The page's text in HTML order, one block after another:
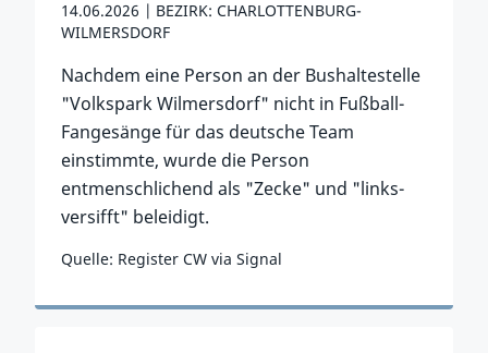
14.06.2026
BEZIRK: CHARLOTTENBURG-
WILMERSDORF
Nachdem eine Person an der Bushaltestelle
"Volkspark Wilmersdorf" nicht in Fußball-
Fangesänge für das deutsche Team
einstimmte, wurde die Person
entmenschlichend als "Zecke" und "links-
versifft" beleidigt.
Quelle: Register CW via Signal
Zum Vorfall